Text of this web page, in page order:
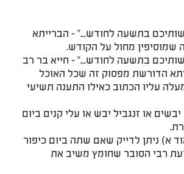
בתשעה לחודש..." - הברייתא
שמוסיפין מחול על הקודש.
בתשעה לחודש..." - חייא בר רב
הדורשת מפסוק זה שכל האוכל
עליו הכתוב כאילו התענה תשיעי
או זנגביל יבש או עלי קנים ביום
א) ניתן לדייק שאם שתה ביום כיפור
רבי הסובר שחומץ משיב את